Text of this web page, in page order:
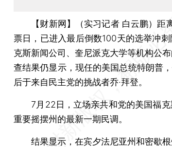
【财新网】（实习记者 白云鹏） 距
票日，已进入最后倒数100天的选举冲
克斯新闻公司、奎尼派克大学等机构公
查结果仍显示，现任的美国总统特朗普
后于来自民主党的挑战者乔·拜登。
7月22日，立场亲共和党的美国福克
重要摇摆州的最新一期民调。
结果显示，在宾夕法尼亚州和密歇根